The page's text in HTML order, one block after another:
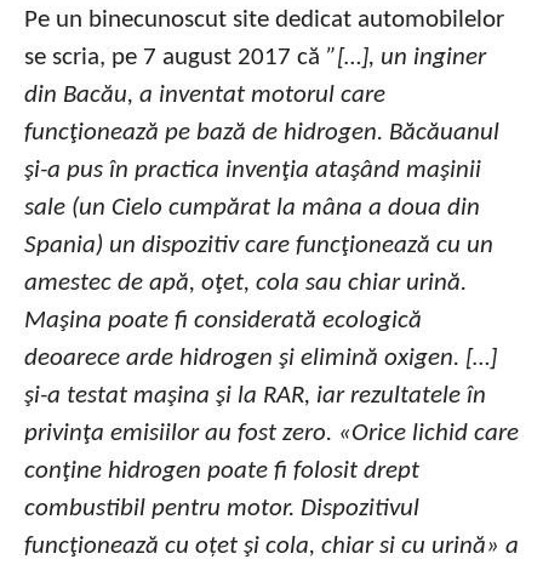
Pe un binecunoscut site dedicat automobilelor
se scria, pe 7 august 2017 că ”[…], un inginer
din Bacău, a inventat motorul care
funcţionează pe bază de hidrogen. Băcăuanul
şi-a pus în practica invenţia ataşând maşinii
sale (un Cielo cumpărat la mâna a doua din
Spania) un dispozitiv care funcţionează cu un
amestec de apă, oţet, cola sau chiar urină.
Maşina poate fi considerată ecologică
deoarece arde hidrogen şi elimină oxigen. […]
şi-a testat maşina şi la RAR, iar rezultatele în
privinţa emisiilor au fost zero. «Orice lichid care
conţine hidrogen poate fi folosit drept
combustibil pentru motor. Dispozitivul
funcţionează cu oțet şi cola, chiar si cu urină» a